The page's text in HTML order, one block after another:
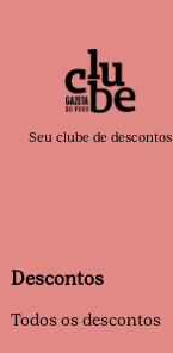
Seu clube de descontos
Descontos
Todos os descontos